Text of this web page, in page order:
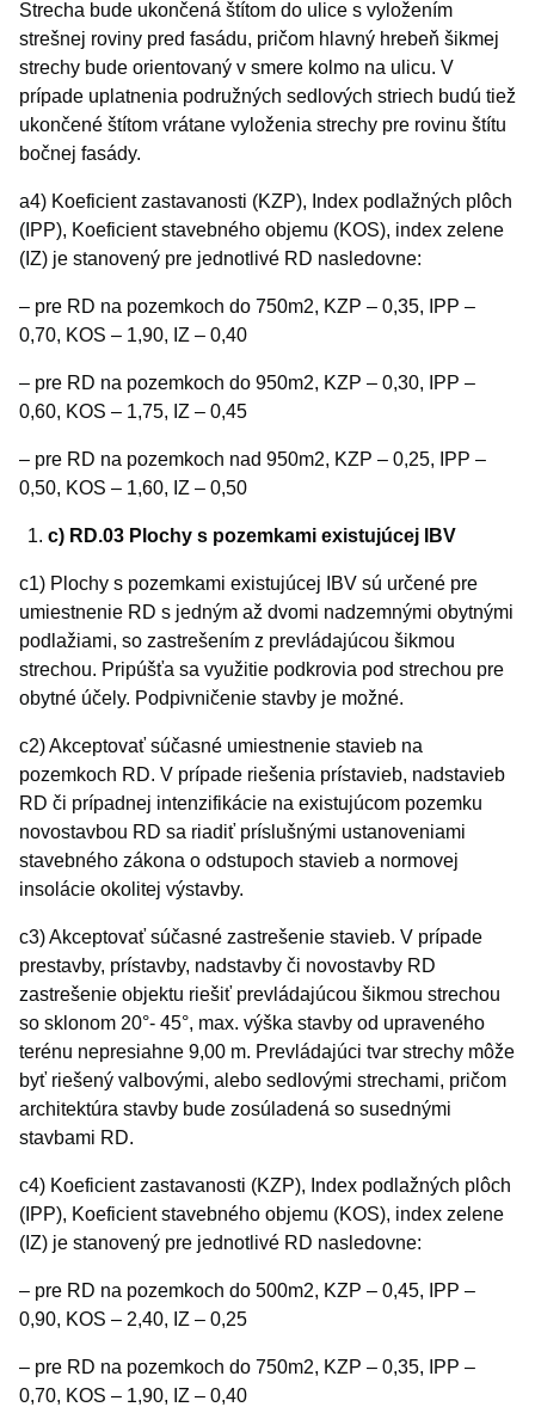
Strecha bude ukončená štítom do ulice s vyložením
strešnej roviny pred fasádu, pričom hlavný hrebeň šikmej
strechy bude orientovaný v smere kolmo na ulicu. V
prípade uplatnenia podružných sedlových striech budú tiež
ukončené štítom vrátane vyloženia strechy pre rovinu štítu
bočnej fasády.
a4) Koeficient zastavanosti (KZP), Index podlažných plôch
(IPP), Koeficient stavebného objemu (KOS), index zelene
(IZ) je stanovený pre jednotlivé RD nasledovne:
– pre RD na pozemkoch do 750m2, KZP – 0,35, IPP –
0,70, KOS – 1,90, IZ – 0,40
– pre RD na pozemkoch do 950m2, KZP – 0,30, IPP –
0,60, KOS – 1,75, IZ – 0,45
– pre RD na pozemkoch nad 950m2, KZP – 0,25, IPP –
0,50, KOS – 1,60, IZ – 0,50
c) RD.03 Plochy s pozemkami existujúcej IBV
c1) Plochy s pozemkami existujúcej IBV sú určené pre
umiestnenie RD s jedným až dvomi nadzemnými obytnými
podlažiami, so zastrešením z prevládajúcou šikmou
strechou. Pripúšťa sa využitie podkrovia pod strechou pre
obytné účely. Podpivničenie stavby je možné.
c2) Akceptovať súčasné umiestnenie stavieb na
pozemkoch RD. V prípade riešenia prístavieb, nadstavieb
RD či prípadnej intenzifikácie na existujúcom pozemku
novostavbou RD sa riadiť príslušnými ustanoveniami
stavebného zákona o odstupoch stavieb a normovej
insolácie okolitej výstavby.
c3) Akceptovať súčasné zastrešenie stavieb. V prípade
prestavby, prístavby, nadstavby či novostavby RD
zastrešenie objektu riešiť prevládajúcou šikmou strechou
so sklonom 20°- 45°, max. výška stavby od upraveného
terénu nepresiahne 9,00 m. Prevládajúci tvar strechy môže
byť riešený valbovými, alebo sedlovými strechami, pričom
architektúra stavby bude zosúladená so susednými
stavbami RD.
c4) Koeficient zastavanosti (KZP), Index podlažných plôch
(IPP), Koeficient stavebného objemu (KOS), index zelene
(IZ) je stanovený pre jednotlivé RD nasledovne:
– pre RD na pozemkoch do 500m2, KZP – 0,45, IPP –
0,90, KOS – 2,40, IZ – 0,25
– pre RD na pozemkoch do 750m2, KZP – 0,35, IPP –
0,70, KOS – 1,90, IZ – 0,40